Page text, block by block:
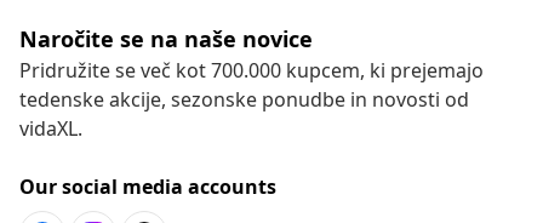
Naročite se na naše novice
Pridružite se več kot 700.000 kupcem, ki prejemajo
tedenske akcije, sezonske ponudbe in novosti od
vidaXL.
Our social media accounts